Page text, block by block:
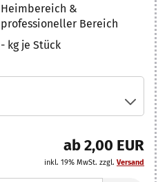
Heimbereich &
professioneller Bereich
- kg je Stück
ab 2,00 EUR
inkl. 19% MwSt. zzgl. Versand